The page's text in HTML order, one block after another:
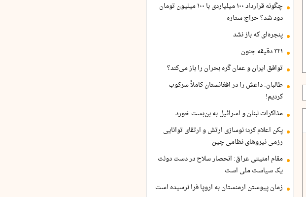
چگونه قرارداد ۱۰۰ میلیاردی با ۱۰۰ میلیون تومان
دود شد؟ حراج ستاره
پنجره‌ای که باز نشد
۲۴۱ دقیقه جنون
توافق ایران و عمان گره بحران را باز می‌کند؟
طالبان: داعش را در افغانستان کاملاً سرکوب
کردیم!
مذاکرات لبنان و اسرائیل به بن‌بست خورد
پکن اعلام کرد؛ نوسازی ارتش و ارتقای توانایی
رزمی نیروهای نظامی چین
مقام امنیتی عراق: انحصار سلاح در دست دولت
یک سیاست ملی است
زمان پیوستن ارمنستان به اروپا فرا نرسیده است